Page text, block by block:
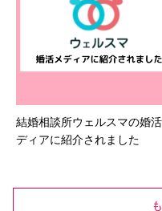
結婚相談所ウェルスマの婚
ディアに紹介されました